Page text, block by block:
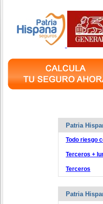
Patria
Todo riesgo
Terceros +
Terceros
Patria